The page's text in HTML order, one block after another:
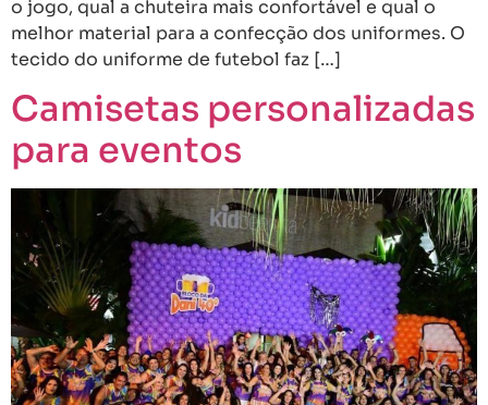
o jogo, qual a chuteira mais confortável e qual o
melhor material para a confecção dos uniformes. O
tecido do uniforme de futebol faz […]
Camisetas personalizadas
para eventos